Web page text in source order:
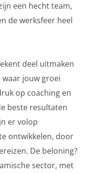
een hecht team,
de werksfeer heel
deel uitmaken
jouw groei
op coaching en
beste resultaten
er volop
ontwikkelen, door
De beloning?
sector, met